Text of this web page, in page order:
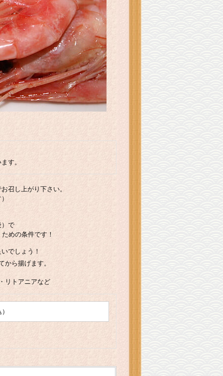
す。
召し上がり下さい。
で
めの条件です！
でしょう！
ら揚げます。
リトアニアなど